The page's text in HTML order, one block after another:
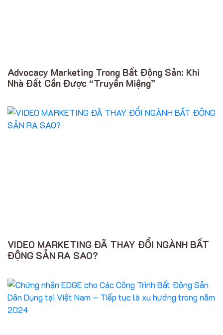
Advocacy Marketing Trong Bất Động Sản: Khi
Nhà Đất Cần Được “Truyền Miệng”
VIDEO MARKETING ĐÃ THAY ĐỔI NGÀNH BẤT
ĐỘNG SẢN RA SAO?